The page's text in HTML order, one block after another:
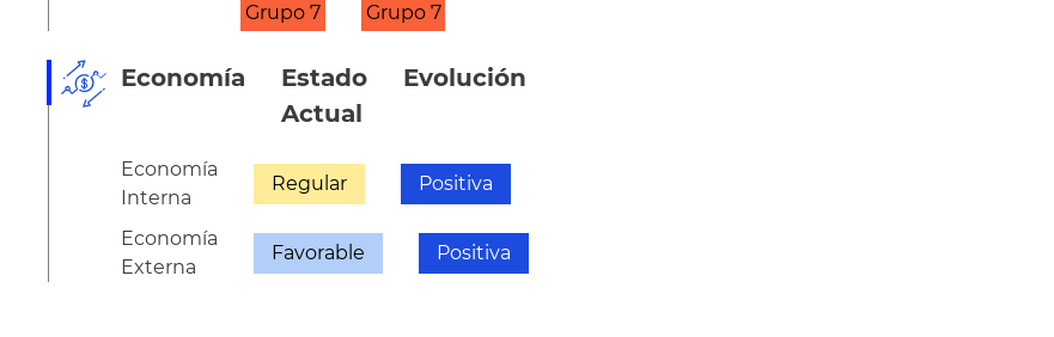
Grupo 7 Grupo 7
Economía
Estado
Actual
Evolución
Economía
Interna
Regular Positiva
Economía
Externa
Favorable Positiva